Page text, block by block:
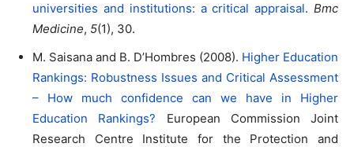
universities and institutions: a critical appraisal.Bmc
Medicine, 5(1), 30.
M. Saisana and B. D’Hombres (2008). Higher Education
Rankings: Robustness Issues and Critical Assessment
– How much confidence can we have in Higher
Education Rankings? European Commission Joint
Research Centre Institute for the Protection and